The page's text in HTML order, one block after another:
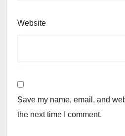
Website
Save my name, email, and
the next time I comment.